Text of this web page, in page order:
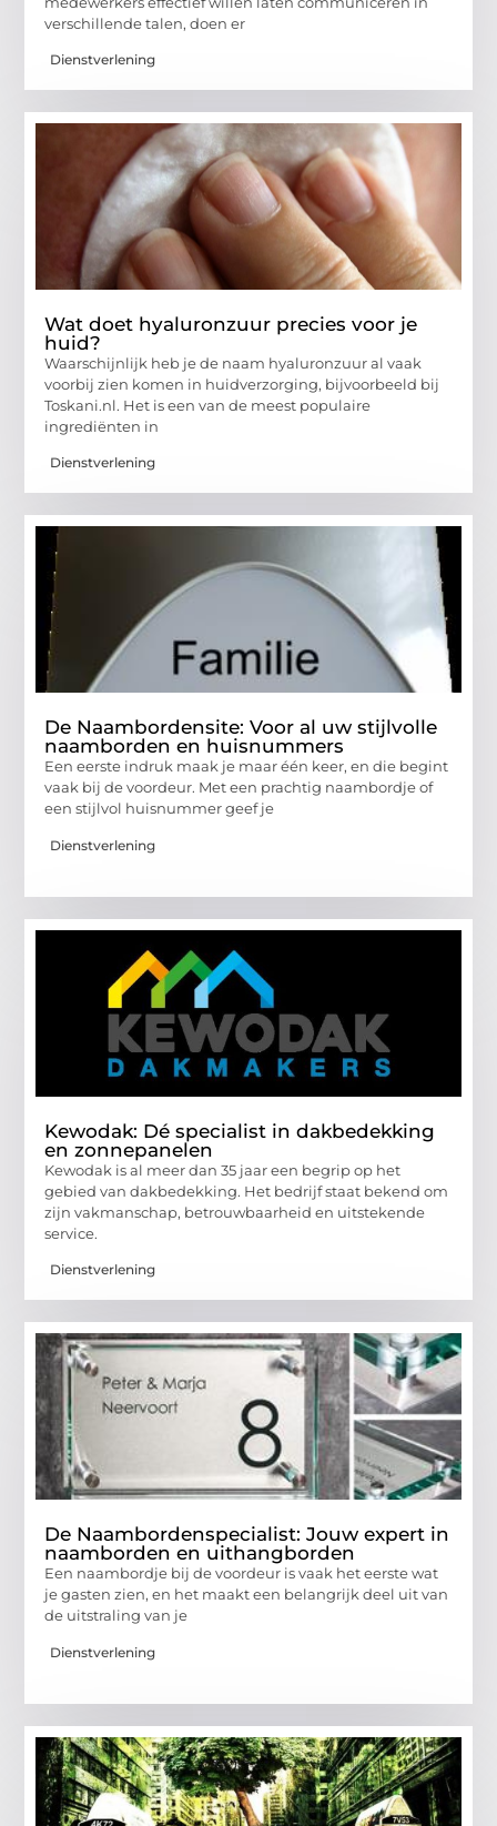
verschillende talen, doen er
Dienstverlening
Wat doet hyaluronzuur precies voor je
huid?
Waarschijnlijk heb je de naam hyaluronzuur al vaak
voorbij zien komen in huidverzorging, bijvoorbeeld bij
Toskani.nl. Het is een van de meest populaire
ingrediënten in
Dienstverlening
De Naambordensite: Voor al uw stijlvolle
naamborden en huisnummers
Een eerste indruk maak je maar één keer, en die begint
vaak bij de voordeur. Met een prachtig naambordje of
een stijlvol huisnummer geef je
Dienstverlening
Kewodak: Dé specialist in dakbedekking
en zonnepanelen
Kewodak is al meer dan 35 jaar een begrip op het
gebied van dakbedekking. Het bedrijf staat bekend om
zijn vakmanschap, betrouwbaarheid en uitstekende
service.
Dienstverlening
De Naambordenspecialist: Jouw expert in
naamborden en uithangborden
Een naambordje bij de voordeur is vaak het eerste wat
je gasten zien, en het maakt een belangrijk deel uit van
de uitstraling van je
Dienstverlening